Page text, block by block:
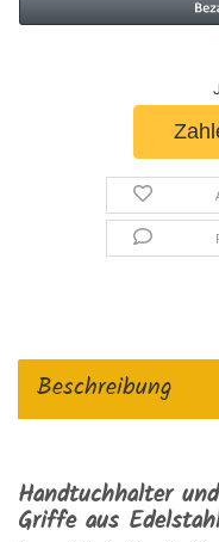
Beschreibung
Handtuchhalter
Griffe aus